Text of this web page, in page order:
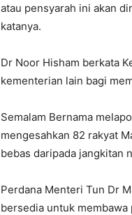
atau pensyarah ini akan
katanya.
Dr Noor Hisham berkata
kementerian lain bagi
Semalam Bernama
mengesahkan 82 rakyat
bebas daripada jangkitan
Perdana Menteri Tun Dr
bersedia untuk